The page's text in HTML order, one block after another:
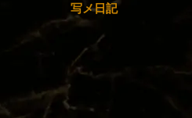
写メ日記